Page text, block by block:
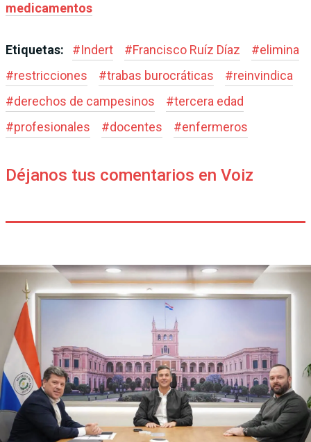
medicamentos
Etiquetas: #Indert #Francisco Ruíz Díaz #elimina
#restricciones #trabas burocráticas #reinvindica
#derechos de campesinos #tercera edad
#profesionales #docentes #enfermeros
Déjanos tus comentarios en Voiz